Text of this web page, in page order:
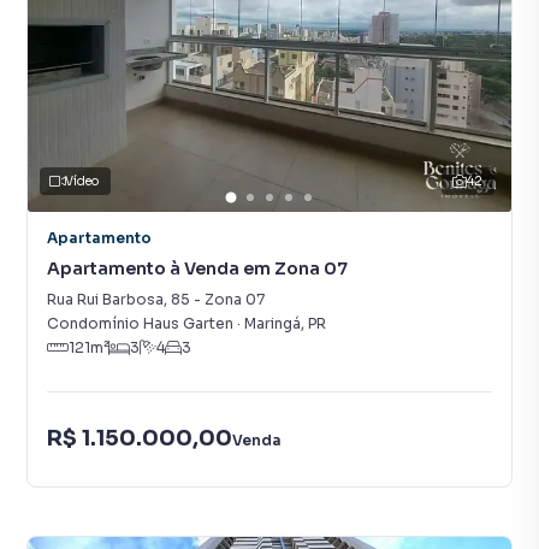
42
Vídeo
Apartamento
Apartamento à Venda em Zona 07
Rua Rui Barbosa, 85 - Zona 07
Condomínio Haus Garten · Maringá, PR
121m² 3 4 3
R$ 1.150.000,00Venda